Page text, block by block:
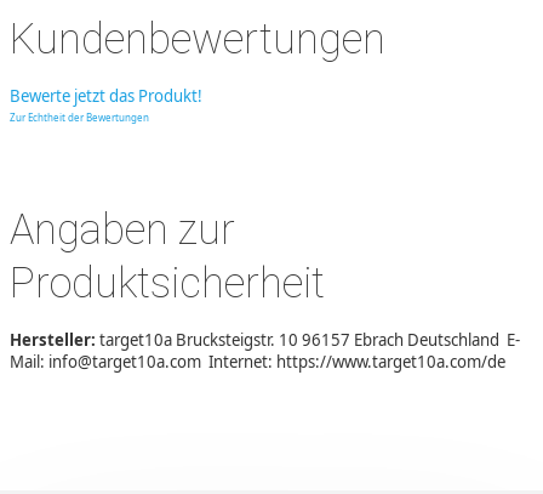
Kundenbewertungen
Bewerte jetzt das Produkt!
Zur Echtheit der Bewertungen
Angaben zur
Produktsicherheit
Hersteller: target10a Brucksteigstr. 10 96157 Ebrach Deutschland E-
Mail: info@target10a.com Internet: https://www.target10a.com/de